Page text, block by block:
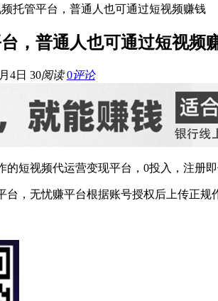
托管平台，普通人也可通过短视频赚钱
，普通人也可通过短视频
4日 30阅读 0评论
的短视频代运营变现平台，0投入，注册
台，无忧赚平台根据账号授权后上传正